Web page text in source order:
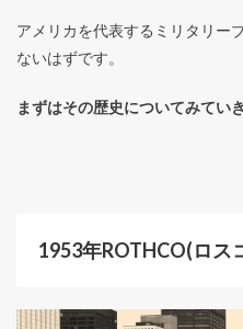
アメリカを代表するミリタリー
ないはずです。
まずはその歴史についてみてい
1953年ROTHCO(ロス